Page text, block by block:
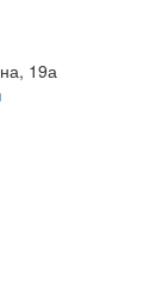
19а